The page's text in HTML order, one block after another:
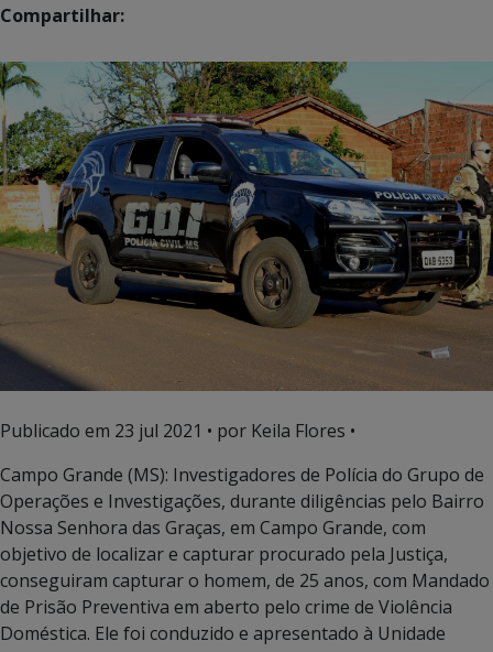
Compartilhar:
Publicado em 23 jul 2021 • por Keila Flores •
Campo Grande (MS): Investigadores de Polícia do Grupo de
Operações e Investigações, durante diligências pelo Bairro
Nossa Senhora das Graças, em Campo Grande, com
objetivo de localizar e capturar procurado pela Justiça,
conseguiram capturar o homem, de 25 anos, com Mandado
de Prisão Preventiva em aberto pelo crime de Violência
Doméstica. Ele foi conduzido e apresentado à Unidade